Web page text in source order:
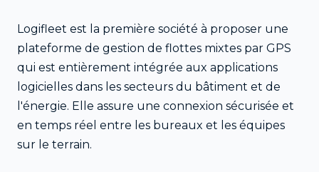
Logifleet est la première société à proposer une
plateforme de gestion de flottes mixtes par GPS
qui est entièrement intégrée aux applications
logicielles dans les secteurs du bâtiment et de
l'énergie. Elle assure une connexion sécurisée et
en temps réel entre les bureaux et les équipes
sur le terrain.